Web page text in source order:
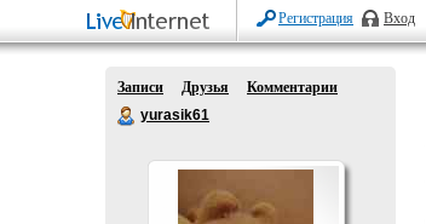
Регистрация Вход
Записи Друзья
Комментарии
yurasik61